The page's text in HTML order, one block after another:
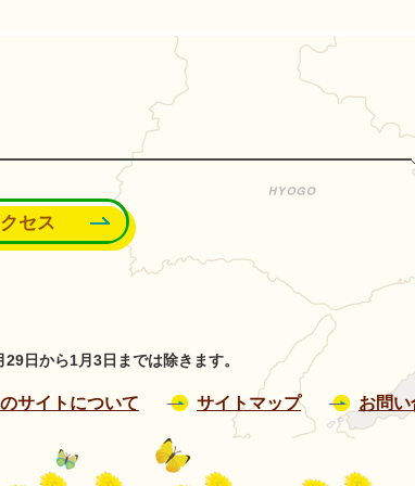
セス
日から1月3日までは除きます。
サイトについて サイトマップ お問